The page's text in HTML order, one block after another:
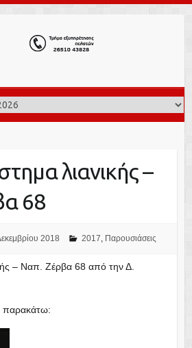
λιανικής –
68
2018 2017, Παρουσιάσεις
– Ναπ. Ζέρβα 68 από την Δ.
παρακάτω: